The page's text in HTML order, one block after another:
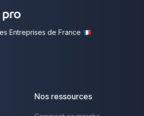
Entreprises de France
Nos ressources